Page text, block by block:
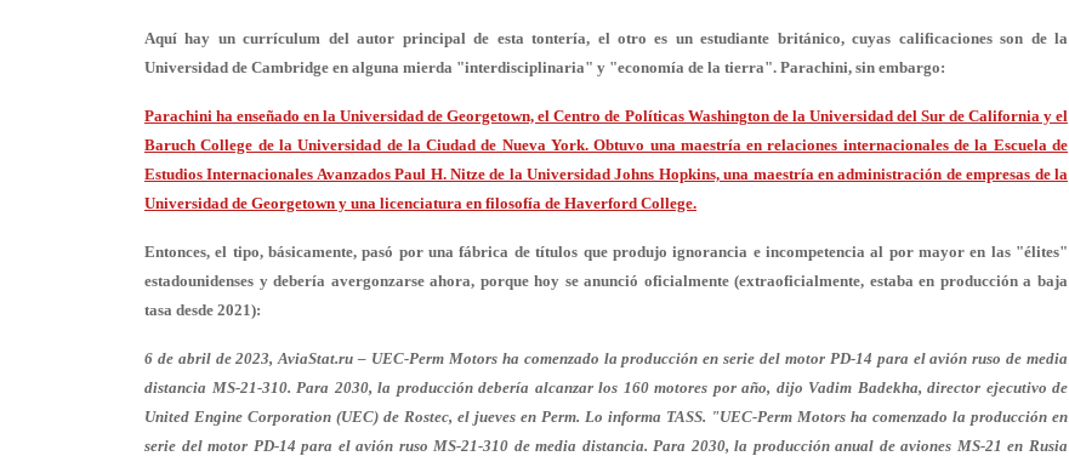
Aquí hay un currículum del autor principal de esta tontería, el otro es un estudiante británico, cuyas calificaciones son de la
Universidad de Cambridge en alguna mierda "interdisciplinaria" y "economía de la tierra". Parachini, sin embargo:
Parachini ha enseñado en la Universidad de Georgetown, el Centro de Políticas Washington de la Universidad del Sur de California y el
Baruch College de la Universidad de la Ciudad de Nueva York. Obtuvo una maestría en relaciones internacionales de la Escuela de
Estudios Internacionales Avanzados Paul H. Nitze de la Universidad Johns Hopkins, una maestría en administración de empresas de la
Universidad de Georgetown y una licenciatura en filosofía de Haverford College.
Entonces, el tipo, básicamente, pasó por una fábrica de títulos que produjo ignorancia e incompetencia al por mayor en las "élites"
estadounidenses y debería avergonzarse ahora, porque hoy se anunció oficialmente (extraoficialmente, estaba en producción a baja
tasa desde 2021):
6 de abril de 2023, AviaStat.ru – UEC-Perm Motors ha comenzado la producción en serie del motor PD-14 para el avión ruso de media
distancia MS-21-310. Para 2030, la producción debería alcanzar los 160 motores por año, dijo Vadim Badekha, director ejecutivo de
United Engine Corporation (UEC) de Rostec, el jueves en Perm. Lo informa TASS. "UEC-Perm Motors ha comenzado la producción en
serie del motor PD-14 para el avión ruso MS-21-310 de media distancia. Para 2030, la producción anual de aviones MS-21 en Rusia